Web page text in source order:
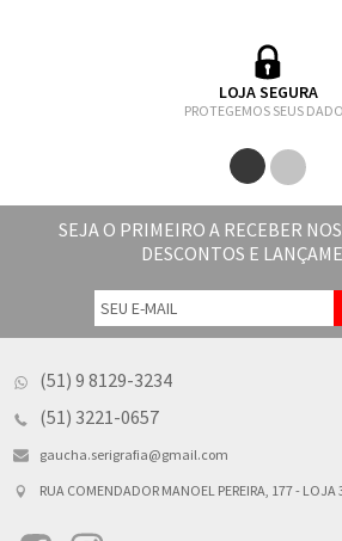
LOJA SEGURA
PROTEGEMOS SEUS
SEJA O PRIMEIRO A RECEBER
DESCONTOS E
(51) 9 8129-3234
(51) 3221-0657
gaucha.serigrafia@gmail.com
RUA COMENDADOR MANOEL PEREIRA, 177 - LOJA